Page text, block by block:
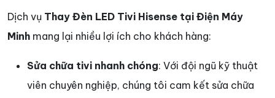
Dịch vụ Thay Đèn LED Tivi Hisense tại Điện Máy
Minh mang lại nhiều lợi ích cho khách hàng:
Sửa chữa tivi nhanh chóng: Với đội ngũ kỹ thuật
viên chuyên nghiệp, chúng tôi cam kết sửa chữa